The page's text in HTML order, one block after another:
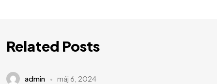
Related Posts
admin máj 6, 2024